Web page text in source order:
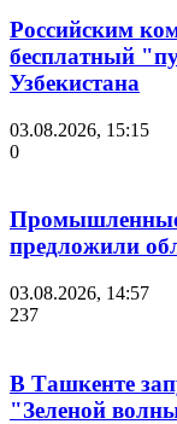
Российским
бесплатный
Узбекистана
03.08.2026, 15:15
0
Промышленные
предложили
03.08.2026, 14:57
237
В Ташкенте
"Зеленой